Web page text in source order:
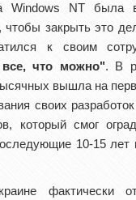
Windows NT была
чтобы закрыть это
к своим
все, что можно". В
вышла на
своих
который смог
10-15 лет
фактически